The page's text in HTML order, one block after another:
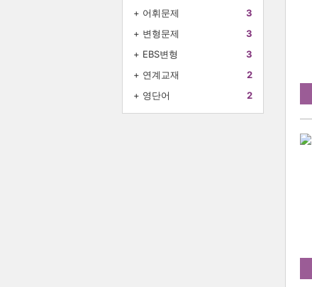
+ 어휘문제
3
+ 변형문제
3
+ EBS변형
3
+ 연계교재
2
+ 영단어 2